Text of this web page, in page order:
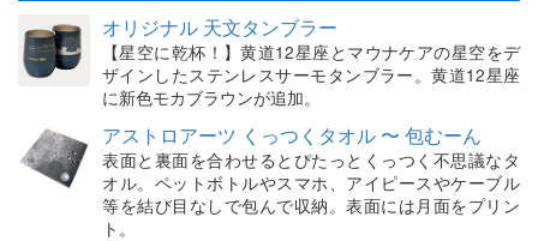
オリジナル 天文タンブラー
【星空に乾杯！】黄道12星座とマウナケアの星空をデ
ザインしたステンレスサーモタンブラー。黄道12星座
に新色モカブラウンが追加。
アストロアーツ くっつくタオル 〜 包むーん
表面と裏面を合わせるとぴたっとくっつく不思議なタ
オル。ペットボトルやスマホ、アイピースやケーブル
等を結び目なしで包んで収納。表面には月面をプリン
ト。